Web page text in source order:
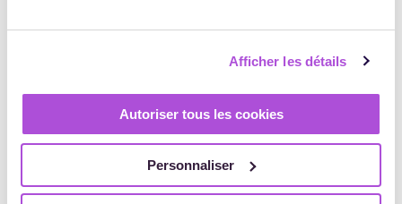
Afficher les détails
Autoriser tous les cookies
Personnaliser
nouveaux outils auprès de leurs clients.
Les réseaux de formateurs
Renseignez-vous, dans certains domaines il existe des
réseaux de formateurs fédérez. L’intérêt ? Bénéficier du
gage de sérieux qu’ils dégagent autour d’eux.